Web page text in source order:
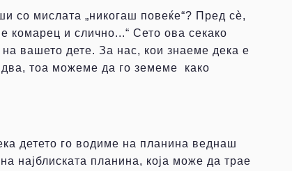
со мислата „никогаш повеќе“? Пред сѐ,
комарец и слично...“ Сето ова секако
вашето дете. За нас, кои знаеме дека е
два, тоа можеме да го земеме како
детето го водиме на планина веднаш
најблиската планина, која може да трае